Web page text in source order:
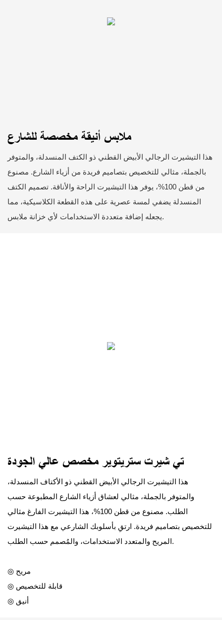
ملابس أنيقة مخصصة للشارع
هذا التيشيرت الرجالي الأبيض القطني ذو الكتف المنسدلة، والمتوفر
بالجملة، مثالي للتخصيص بتصاميم فريدة من أزياء الشارع. مصنوع
من قطن 100%، يوفر هذا التيشيرت الراحة والأناقة. تصميم الكتف
المنسدلة يضفي لمسة عصرية على هذه القطعة الكلاسيكية، مما
يجعله إضافة متعددة الاستخدامات لأي خزانة ملابس.
تي شيرت ستريتوير مخصص عالي الجودة
هذا التيشيرت الرجالي الأبيض القطني ذو الأكتاف المنسدلة،
والمتوفر بالجملة، مثالي لعشاق أزياء الشارع المطبوعة حسب
الطلب. مصنوع من قطن 100%، هذا التيشيرت الفارغ مثالي
للتخصيص بتصاميم فريدة. ارتقِ بأسلوبك الشارعي مع هذا التيشيرت
المريح والمتعدد الاستخدامات، والمُصمم حسب الطلب.
◎ مريح
◎ قابلة للتخصيص
◎ أنيق